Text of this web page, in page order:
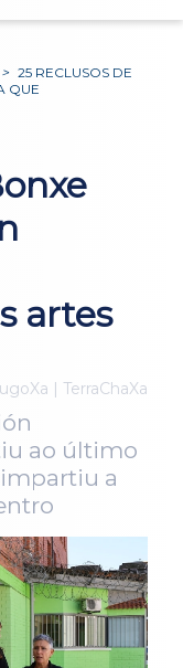
> 25 RECLUSOS DE
QUE
artes
| TerraChaXa
ao último
a